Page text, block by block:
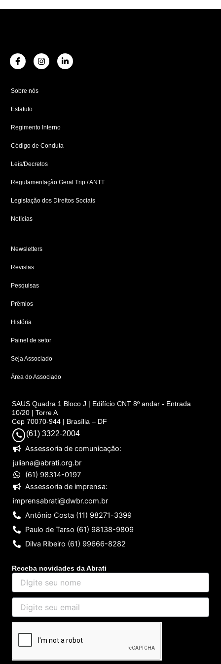
F
a
b
o
k
f
I
n
L
i
Sobre nós
Estatuto
Regimento Interno
Código de Conduta
Leis/Decretos
Regulamentação Geral Trip / ANTT
Legislação dos Direitos Sociais
Notícias
Newsletters
Revistas
Pesquisas
Prêmios
História
Painel de setor
Seja Associado
Área do Associado
SAUS Quadra 1 Bloco J | Edifício CNT 8º andar - Entrada
10/20 | Torre A
Cep 70070-944 | Brasília – DF
(61) 3322-2004
Assessoria de comunicação:
juliana@abrati.org.br
(61) 98314-0197
Assessoria de imprensa:
imprensabrati@dwbr.com.br
Antônio Costa (11) 98271-3399
Paulo de Tarso (61) 98138-9809
Dilva Ribeiro (61) 99666-8282
Receba novidades da Abrati
DIgite
seu
nome
Digite
seu
email